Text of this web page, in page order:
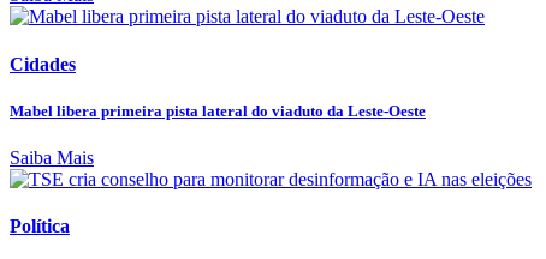
Cidades
Mabel libera primeira pista lateral do viaduto da Leste-Oeste
Saiba Mais
Política